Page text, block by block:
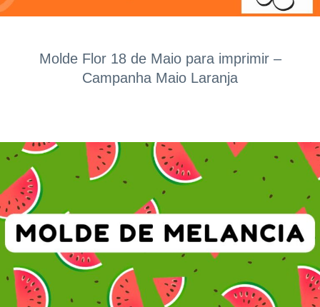
Molde Flor 18 de Maio para imprimir –
Campanha Maio Laranja